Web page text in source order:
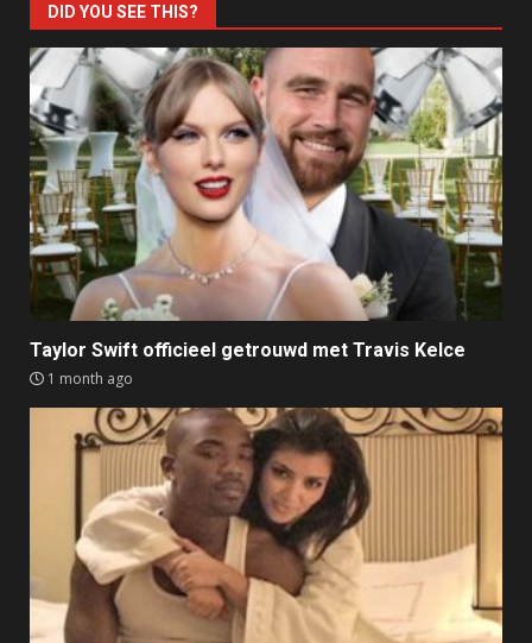
DID YOU SEE THIS?
Taylor Swift officieel getrouwd met Travis Kelce
1 month ago